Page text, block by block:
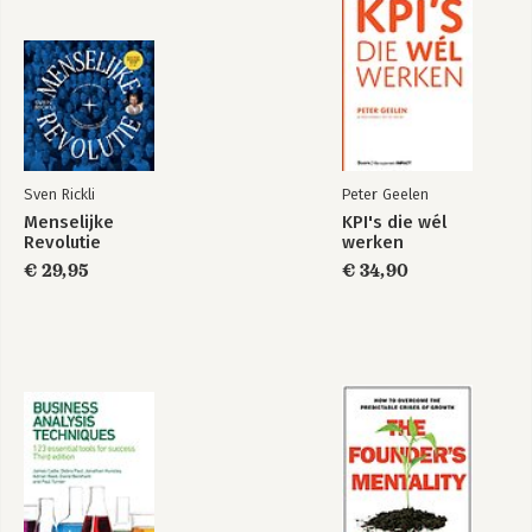
Sven Rickli
Menselijke
Revolutie
€ 29,95
Peter Geelen
KPI's die wél
werken
€ 34,90